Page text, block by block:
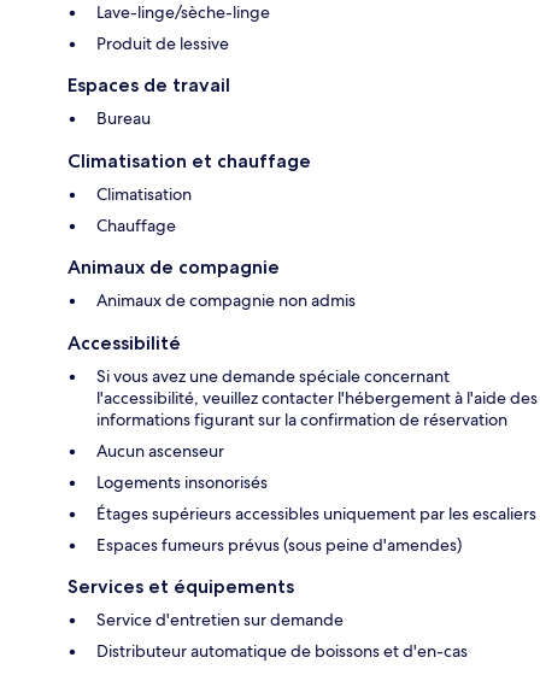
Lave-linge/sèche-linge
Produit de lessive
Espaces de travail
Bureau
Climatisation et chauffage
Climatisation
Chauffage
Animaux de compagnie
Animaux de compagnie non admis
Accessibilité
Si vous avez une demande spéciale concernant
l'accessibilité, veuillez contacter l'hébergement à l'aide des
informations figurant sur la confirmation de réservation
Aucun ascenseur
Logements insonorisés
Étages supérieurs accessibles uniquement par les escaliers
Espaces fumeurs prévus (sous peine d'amendes)
Services et équipements
Service d'entretien sur demande
Distributeur automatique de boissons et d'en-cas